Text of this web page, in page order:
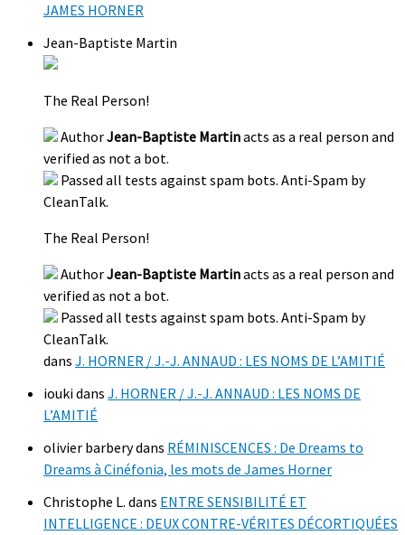
JAMES HORNER
Jean-Baptiste Martin
The Real Person!
AuthorJean-Baptiste Martinacts as a real person and
verified as not a bot.
Passed all tests against spam bots. Anti-Spam by
CleanTalk.
The Real Person!
AuthorJean-Baptiste Martinacts as a real person and
verified as not a bot.
Passed all tests against spam bots. Anti-Spam by
CleanTalk.
dans J. HORNER / J.-J. ANNAUD : LES NOMS DE L’AMITIÉ
ioukidans J. HORNER / J.-J. ANNAUD : LES NOMS DE
L’AMITIÉ
olivier barberydans RÉMINISCENCES : De Dreams to
Dreams à Cinéfonia, les mots de James Horner
Christophe L. dans ENTRE SENSIBILITÉ ET
INTELLIGENCE : DEUX CONTRE-VÉRITES DÉCORTIQUÉES